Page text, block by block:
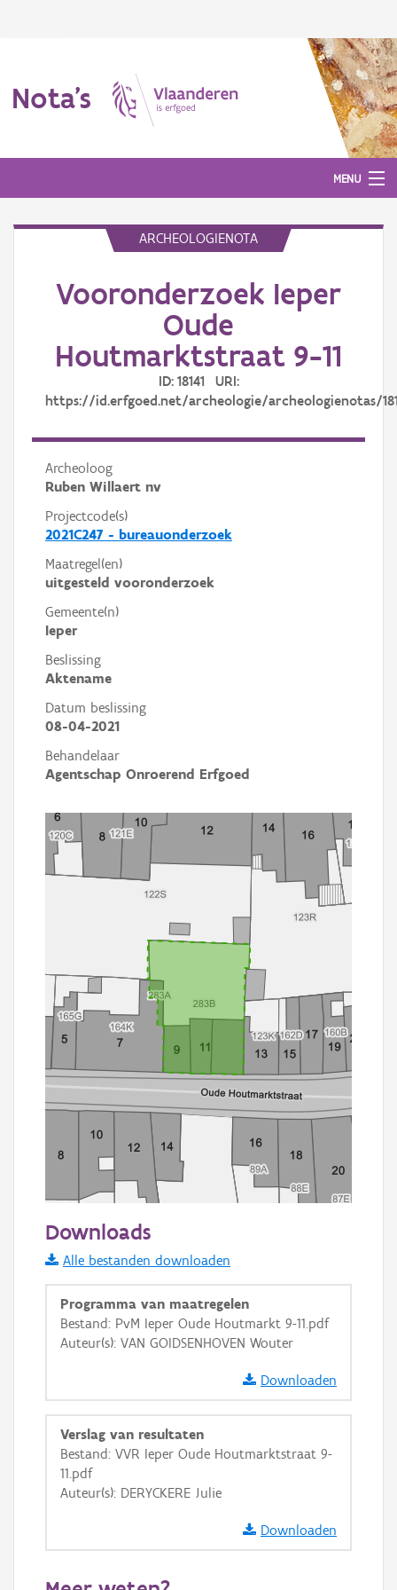
Nota's
MENU
Aanmelden
ARCHEOLOGIENOTA
Vooronderzoek Ieper
Oude
Houtmarktstraat 9-11
ID: 18141 URI:
https://id.erfgoed.net/archeologie/archeologienotas/
Archeoloog
Ruben Willaert nv
Projectcode(s)
2021C247 - bureauonderzoek
Maatregel(en)
uitgesteld vooronderzoek
Gemeente(n)
Ieper
Beslissing
Aktename
Datum beslissing
08-04-2021
Behandelaar
Agentschap Onroerend Erfgoed
Informatie Vlaanderen
i
+ −
Basis Lagen
Ortho
Downloads
Alle bestanden downloaden
Programma van maatregelen
Bestand: PvM Ieper Oude Houtmarkt 9-11.pdf
Auteur(s): VAN GOIDSENHOVEN Wouter
Downloaden
Verslag van resultaten
Bestand: VVR Ieper Oude Houtmarktstraat 9-
11.pdf
Auteur(s): DERYCKERE Julie
Downloaden